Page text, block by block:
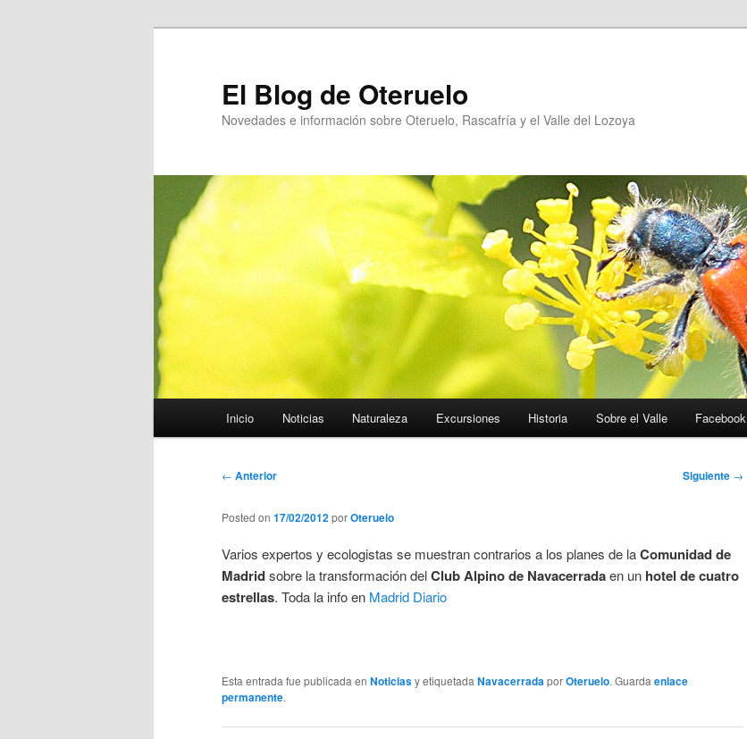
El Blog de Oteruelo
Novedades e información sobre Oteruelo, Rascafría y el Valle del Lozoya
Inicio Noticias Naturaleza Excursiones Historia Sobre el Valle Facebook
Navegación
entradas
← Anterior Siguiente →
Posted on 17/02/2012porOteruelo
Varios expertos y ecologistas se muestran contrarios a los planes de laComunidad de
Madridsobre la transformación delClub Alpino de Navacerradaen un hotel de cuatro
estrellas. Toda la info en Madrid Diario
Esta entrada fue publicada en Noticiasy etiquetada Navacerrada porOteruelo. Guarda enlace
permanente.